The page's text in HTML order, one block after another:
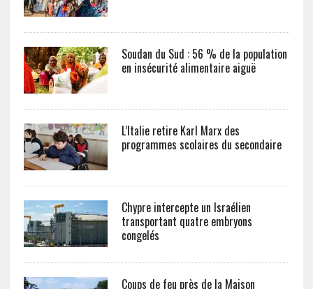
Soudan du Sud : 56 % de la population
en insécurité alimentaire aiguë
L’Italie retire Karl Marx des
programmes scolaires du secondaire
Chypre intercepte un Israélien
transportant quatre embryons
congelés
Coups de feu près de la Maison